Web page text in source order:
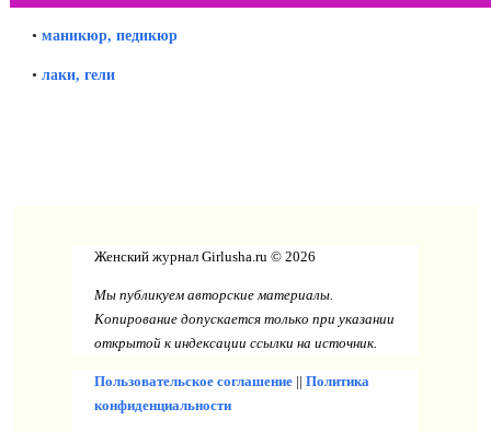
• маникюр, педикюр
• лаки, гели
Женский журнал Girlusha.ru © 2026
Мы публикуем авторские материалы.
Копирование допускается только при указании
открытой к индексации ссылки на источник.
Пользовательское соглашение|| Политика
конфиденциальности